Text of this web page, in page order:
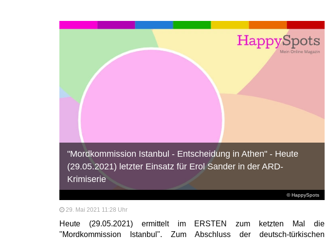
© HappySpots
"Mordkommission Istanbul - Entscheidung in Athen" - Heute
(29.05.2021) letzter Einsatz für Erol Sander in der ARD-
Krimiserie
29. Mai 2021 11:28 Uhr
Heute (29.05.2021) ermittelt im ERSTEN zum ketzten Mal die
"Mordkommission Istanbul". Zum Abschluss der deutsch-türkischen